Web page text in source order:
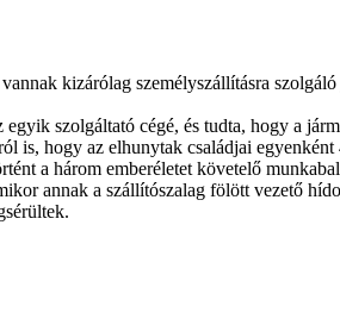
kizárólag személyszállításra
szolgáltató cégé, és tudta, hogy a
hogy az elhunytak családjai egyenként
a három emberéletet követelő
annak a szállítószalag fölött vezető